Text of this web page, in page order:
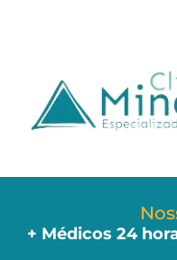
+ Médicos 24